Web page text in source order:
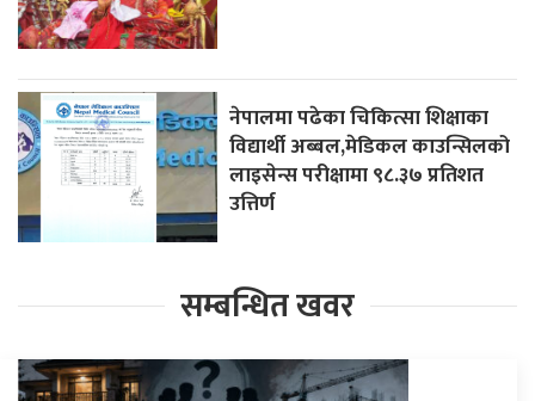
नेपालमा पढेका चिकित्सा शिक्षाका
विद्यार्थी अब्बल,मेडिकल काउन्सिलको
लाइसेन्स परीक्षामा ९८.३७ प्रतिशत
उत्तिर्ण
सम्बन्धित खवर